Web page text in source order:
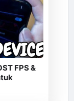
FPS &